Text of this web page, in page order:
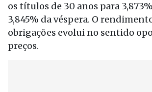
os títulos de 30 anos para
3,845% da véspera. O
obrigações evolui no sentido
preços.